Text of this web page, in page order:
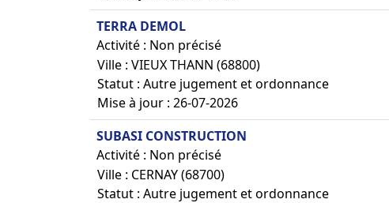
TERRA DEMOL
Activité : Non précisé
Ville : VIEUX THANN (68800)
Statut : Autre jugement et ordonnance
Mise à jour : 26-07-2026
SUBASI CONSTRUCTION
Activité : Non précisé
Ville : CERNAY (68700)
Statut : Autre jugement et ordonnance